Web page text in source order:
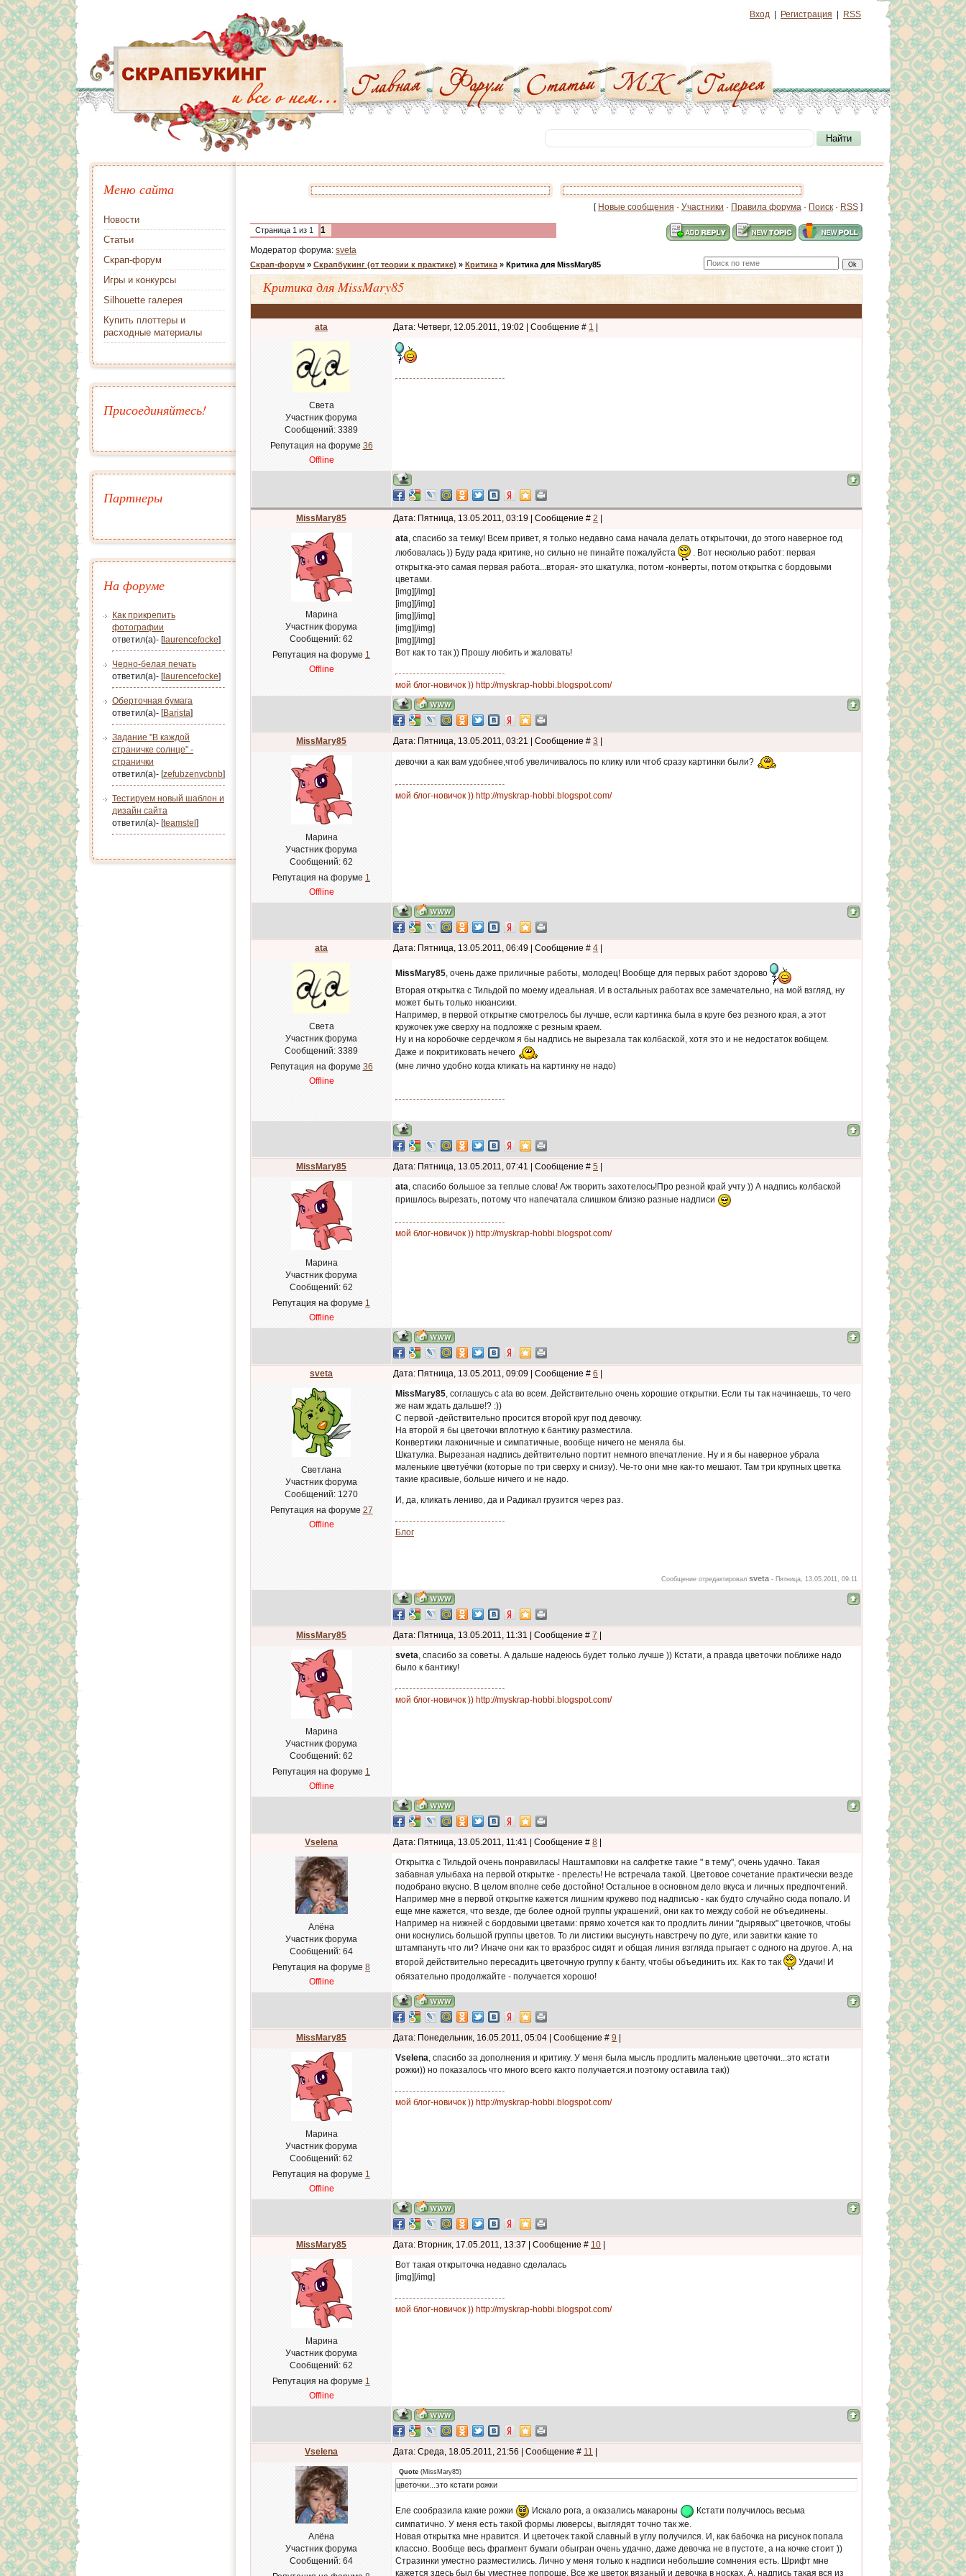
Вход Регистрация RSS
Меню сайта
Новости
Статьи
Скрап-форум
Игры и конкурсы
Silhouette галерея
Купить плоттеры и
расходные материалы
Присоединяйтесь!
Партнеры
На форуме
Как прикрепить
фотографии
ответил(а)- [laurencefocke]
Черно-белая печать
ответил(а)- [laurencefocke]
Оберточная бумага
ответил(а)- [Barista]
Задание "В каждой
страничке солнце" -
странички
ответил(а)- [zefubzenvcbnb]
Тестируем новый шаблон и
дизайн сайта
ответил(а)- [teamstel ]
[ Новые сообщения · Участники · Правила форума · Поиск · RSS ]
Страница 1 из 1
1
Модератор форума: sveta
Скрап-форум » Скрапбукинг (от теории к практике) » Критика » Критика для MissMary85
Критика для MissMary85
ata Дата: Четверг, 12.05.2011, 19:02 | Сообщение # 1
Света
Участник форума
Сообщений: 3389
Репутация на форуме 36
Offline
MissMary85 Дата: Пятница, 13.05.2011, 03:19 | Сообщение # 2
Марина
Участник форума
Сообщений: 62
Репутация на форуме 1
Offline
ata, спасибо за темку! Всем привет, я только недавно сама начала делать открыточки, до этого наверное год
любовалась )) Буду рада критике, но сильно не пинайте пожалуйста
. Вот несколько работ: первая
открытка-это самая первая работа...вторая- это шкатулка, потом -конверты, потом открытка с бордовыми
цветами.
[img] [/img]
[img] [/img]
[img] [/img]
[img] [/img]
[img] [/img]
Вот как то так )) Прошу любить и жаловать!
мой блог-новичок )) http://myskrap-hobbi.blogspot.com/
MissMary85 Дата: Пятница, 13.05.2011, 03:21 | Сообщение # 3
Марина
Участник форума
Сообщений: 62
Репутация на форуме 1
Offline
девочки а как вам удобнее,чтоб увеличивалось по клику или чтоб сразу картинки были?
мой блог-новичок )) http://myskrap-hobbi.blogspot.com/
ata Дата: Пятница, 13.05.2011, 06:49 | Сообщение # 4
Света
Участник форума
Сообщений: 3389
Репутация на форуме 36
Offline
MissMary85 , очень даже приличные работы, молодец! Вообще для первых работ здорово
Вторая открытка с Тильдой по моему идеальная. И в остальных работах все замечательно, на мой взгляд, ну
может быть только нюансики.
Например, в первой открытке смотрелось бы лучше, если картинка была в круге без резного края, а этот
кружочек уже сверху на подложке с резным краем.
Ну и на коробочке сердечком я бы надпись не вырезала так колбаской, хотя это и не недостаток вобщем.
Даже и покритиковать нечего
(мне лично удобно когда кликать на картинку не надо)
MissMary85 Дата: Пятница, 13.05.2011, 07:41 | Сообщение # 5
Марина
Участник форума
Сообщений: 62
Репутация на форуме 1
Offline
ata, спасибо большое за теплые слова! Аж творить захотелось!Про резной край учту )) А надпись колбаской
пришлось вырезать, потому что напечатала слишком близко разные надписи
мой блог-новичок )) http://myskrap-hobbi.blogspot.com/
sveta Дата: Пятница, 13.05.2011, 09:09 | Сообщение # 6
Светлана
Участник форума
Сообщений: 1270
Репутация на форуме 27
Offline
MissMary85, соглашусь с ata во всем. Действительно очень хорошие открытки. Если ты так начинаешь, то чего
же нам ждать дальше!? :))
С первой -действительно просится второй круг под девочку.
На второй я бы цветочки вплотную к бантику разместила.
Конвертики лаконичные и симпатичные, вообще ничего не меняла бы.
Шкатулка. Вырезаная надпись дейтвительно портит немного впечатление. Ну и я бы наверное убрала
маленькие цветуёчки (которые по три сверху и снизу). Че-то они мне как-то мешают. Там три крупных цветка
такие красивые, больше ничего и не надо.
И, да, кликать лениво, да и Радикал грузится через раз.
Блог
Сообщение отредактировал sveta - Пятница, 13.05.2011, 09:11
MissMary85 Дата: Пятница, 13.05.2011, 11:31 | Сообщение # 7
Марина
Участник форума
Сообщений: 62
Репутация на форуме 1
Offline
sveta, спасибо за советы. А дальше надеюсь будет только лучше )) Кстати, а правда цветочки поближе надо
было к бантику!
мой блог-новичок )) http://myskrap-hobbi.blogspot.com/
Vselena Дата: Пятница, 13.05.2011, 11:41 | Сообщение # 8
Алёна
Участник форума
Сообщений: 64
Репутация на форуме 8
Offline
Открытка с Тильдой очень понравилась! Наштамповки на салфетке такие " в тему", очень удачно. Такая
забавная улыбаха на первой открытке - прелесть! Не встречала такой. Цветовое сочетание практически везде
подобрано вкусно. В целом вполне себе достойно! Остальное в основном дело вкуса и личных предпочтений.
Например мне в первой открытке кажется лишним кружево под надписью - как будто случайно сюда попало. И
еще мне кажется, что везде, где более одной группы украшений, они как то между собой не объединены.
Например на нижней с бордовыми цветами: прямо хочется как то продлить линии "дырявых" цветочков, чтобы
они коснулись большой группы цветов. То ли листики высунуть навстречу по дуге, или завитки какие то
штампануть что ли? Иначе они как то вразброс сидят и общая линия взгляда прыгает с одного на другое. А, на
второй действительно пересадить цветочную группу к банту, чтобы объединить их. Как то так
Удачи! И
обязательно продолжайте - получается хорошо!
MissMary85 Дата: Понедельник, 16.05.2011, 05:04 | Сообщение # 9
Марина
Участник форума
Сообщений: 62
Репутация на форуме 1
Offline
Vselena, спасибо за дополнения и критику. У меня была мысль продлить маленькие цветочки...это кстати
рожки)) но показалось что много всего както получается.и поэтому оставила так))
мой блог-новичок )) http://myskrap-hobbi.blogspot.com/
MissMary85 Дата: Вторник, 17.05.2011, 13:37 | Сообщение # 10
Марина
Участник форума
Сообщений: 62
Репутация на форуме 1
Offline
Вот такая открыточка недавно сделалась
[img] [/img]
мой блог-новичок )) http://myskrap-hobbi.blogspot.com/
Vselena Дата: Среда, 18.05.2011, 21:56 | Сообщение # 11
Алёна
Участник форума
Сообщений: 64
Quote (MissMary85)
цветочки...это кстати рожки
Еле сообразила какие рожки Искало рога, а оказались макароны
Кстати получилось весьма
симпатично. У меня есть такой формы люверсы, выглядят точно так же.
Новая открытка мне нравится. И цветочек такой славный в углу получился. И, как бабочка на рисунок попала
классно. Вообще весь фрагмент бумаги обыгран очень удачно, даже девочка не в пустоте, а на кочке стоит ))
Стразинки уместно разместились. Лично у меня только к надписи небольшие сомнения есть. Шрифт мне
кажется здесь был бы уместнее попроще. Все же цветок вязаный и девочка в носках. А, надпись такая вся из